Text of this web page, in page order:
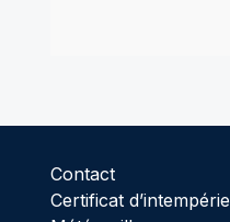
Contact
Certificat d’intempérie